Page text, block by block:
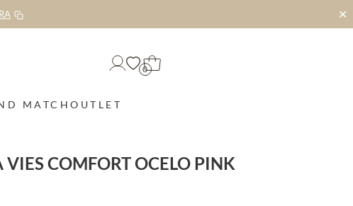
✕
0
MATCHOUTLET
VIES COMFORT OCELO PINK